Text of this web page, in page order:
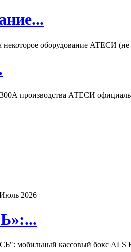
оборудование АТЕСИ (не
производства АТЕСИ
2026
мобильный кассовый бокс ALS